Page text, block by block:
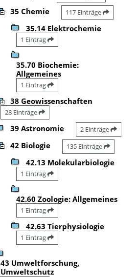
35 Chemie 117 Einträge
35.14 Elektrochemie
1 Eintrag
35.70 Biochemie:
Allgemeines
1 Eintrag
38 Geowissenschaften
28 Einträge
39 Astronomie 2 Einträge
42 Biologie 135 Einträge
42.13 Molekularbiologie
1 Eintrag
42.60 Zoologie: Allgemeines
1 Eintrag
42.63 Tierphysiologie
1 Eintrag
43 Umweltforschung,
Umweltschutz